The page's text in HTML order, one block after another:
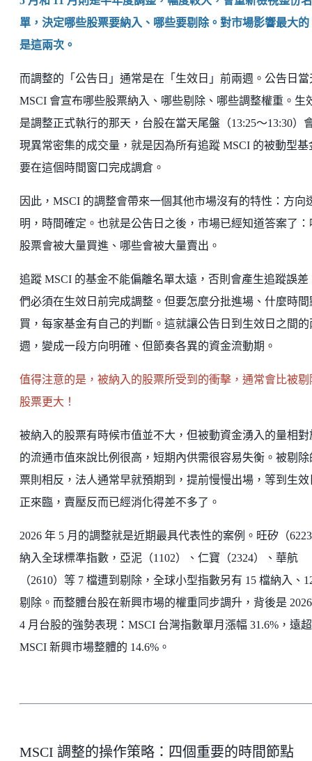
單，決定哪些股票要納入、哪些要剔除。對市場影響最大的
是這兩次。
而調整的「公告日」通常是在「生效日」前兩週。公告日當
MSCI 會宣布哪些股票納入、哪些剔除、哪些調整權重。生
是調整正式執行的那天，台股在當天尾盤（13:25～13:30）
現異常密集的成交量，就是因為所有追蹤 MSCI 的被動型基
要在這個時間窗口完成調倉。
因此，MSCI 的調整會帶來一個其他市場沒有的特性：方向
明，時間確定。也就是公告日之後，市場已經知道答案了：
股票會被大量買進、哪些會被大量賣出。
追蹤 MSCI 的基金不能偏離名單太遠，否則會產生追蹤誤差
們必須在生效日前完成調整。但要怎麼分批進場、什麼時間
買，每家基金有自己的判斷。這就讓公告日到生效日之間的
週，變成一段方向明確、但節奏各異的資金流動期。
值得注意的是，被納入的股票所受到的衝擊，通常會比被剔
股票更大！
被納入的股票有時候市值並不大，但被動資金湧入的量相對
的流通市值來說比例很高，短期內供需很容易失衡。被剔除
票則相反，法人通常早就預期到，提前慢慢出場，等到生效
正來臨，賣壓反而已經消化得差不多了。
2026 年 5 月的調整就是近期最具代表性的案例。旺矽（
納入全球標準指數，亞泥（1102）、仁寶（2324）、華航
（2610）等 7 檔遭到剔除，全球小型指數另有 15 檔納入、
剔除。而整體台股在新興市場的權重同步調升，背後是
4 月台股的強勢表現：MSCI 台灣指數單月漲幅 31.6%，遠超
MSCI 新興市場整體的 14.6%。
MSCI 調整的操作策略：四個重要的時間節點